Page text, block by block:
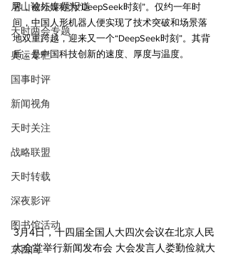
尼山论坛专题报道
天时两会专题
奥运专栏
国事时评
新闻视角
天时关注
战略联盟
天时转载
深夜影评
图书馆活动
东西问
界，被外媒称为“DeepSeek时刻”。仅约一年时
间，中国人形机器人便实现了技术突破和场景落
地双重跨越，迎来又一个“DeepSeek时刻”。其背
后，是中国科技创新的速度、厚度与温度。
3月4日，十四届全国人大四次会议在北京人民
大会堂举行新闻发布会 大会发言人娄勤俭就大